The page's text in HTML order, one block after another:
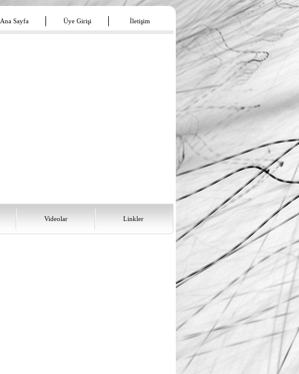
Ana Sayfa Üye Girişi İletişim
Videolar Linkler